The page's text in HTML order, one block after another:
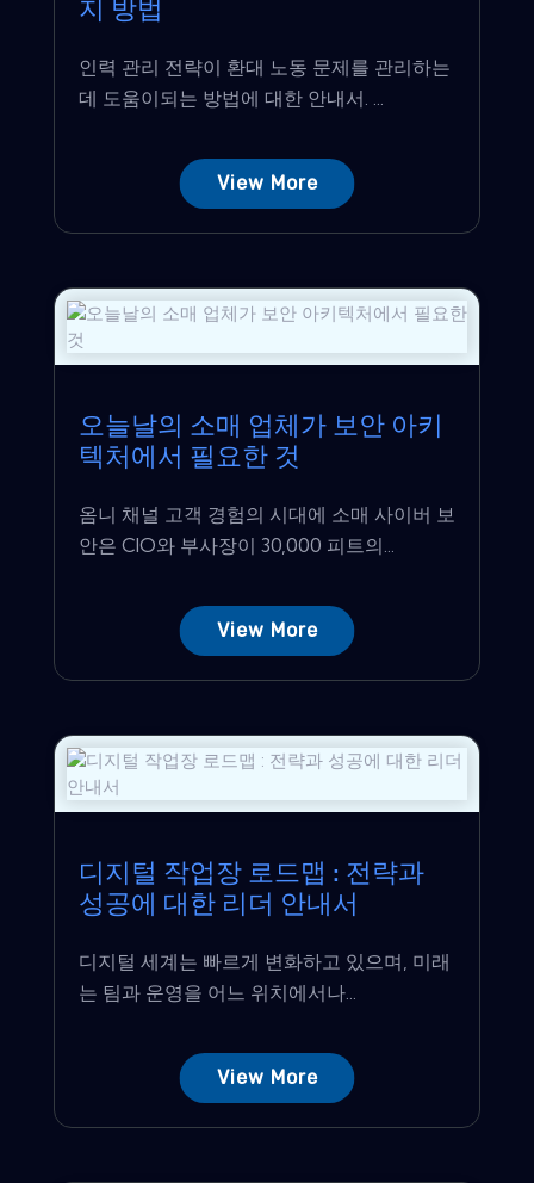
지 방법
인력 관리 전략이 환대 노동 문제를 관리하는
데 도움이되는 방법에 대한 안내서. ...
View More
오늘날의 소매 업체가 보안 아키
텍처에서 필요한 것
옴니 채널 고객 경험의 시대에 소매 사이버 보
안은 CIO와 부사장이 30,000 피트의...
View More
디지털 작업장 로드맵 : 전략과
성공에 대한 리더 안내서
디지털 세계는 빠르게 변화하고 있으며, 미래
는 팀과 운영을 어느 위치에서나...
View More